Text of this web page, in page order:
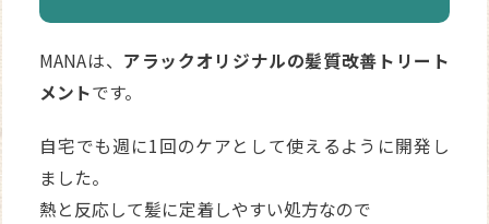
MANAは、 アラックオリジナルの髪質改善トリート
メントです。
自宅でも週に1回のケアとして使えるように開発し
ました。
熱と反応して髪に定着しやすい処方なので